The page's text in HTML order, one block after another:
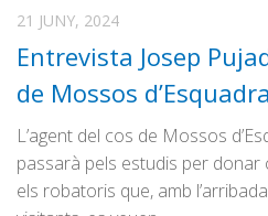
21 JUNY, 2024
Entrevista Josep
de Mossos d’Esquadra
L’agent del cos de Mossos
passarà pels estudis per
els robatoris que, amb